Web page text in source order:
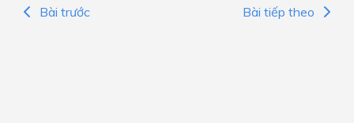
Bài trước Bài tiếp theo